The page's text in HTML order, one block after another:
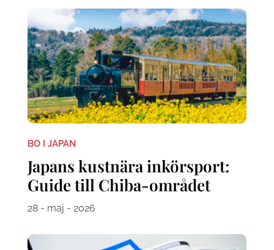
BO I JAPAN
Japans kustnära inkörsport:
Guide till Chiba-området
28 - maj - 2026